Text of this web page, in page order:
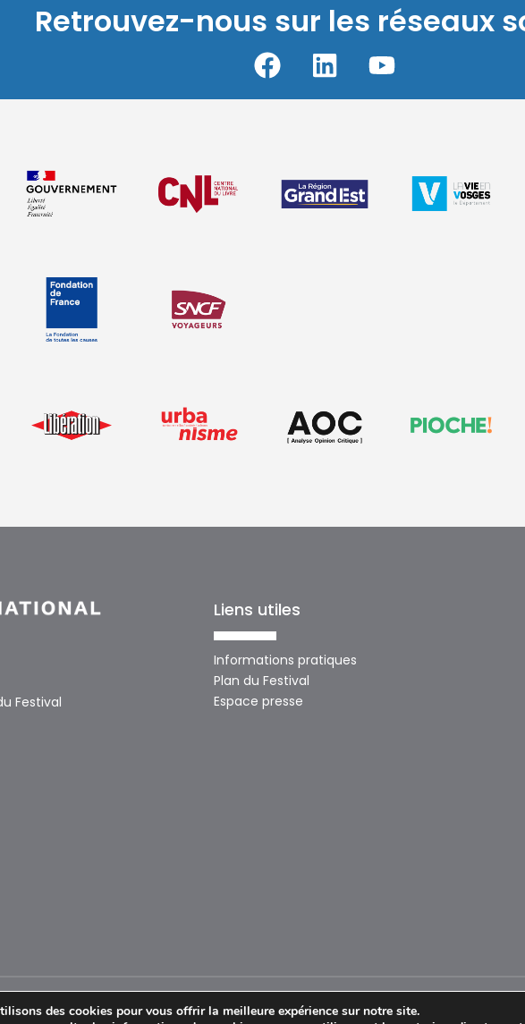
Retrouvez-nous sur les réseaux
Festival
Liens utiles
Informations pratiques
Plan du Festival
Espace presse
de Géographiedes cookies pour vous offrir la meilleure expérience sur notre site.